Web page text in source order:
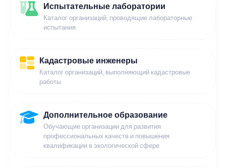
Испытательные лаборатории
Каталог организаций, проводящие лабораторные
испытания
Кадастровые инженеры
Каталог организаций, выполняющий кадастровые
работы
Дополнительное образование
Обучающие организации для развития
профессиональных качеств и повышения
квалификации в экологической сфере